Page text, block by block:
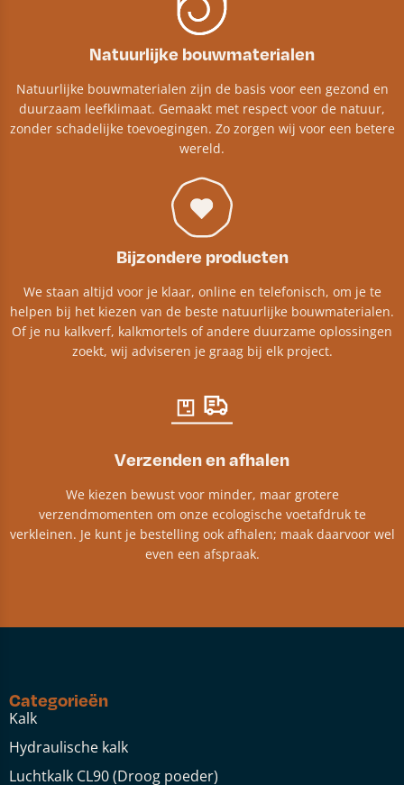
Natuurlijke bouwmaterialen
Natuurlijke bouwmaterialen zijn de basis voor een gezond en
duurzaam leefklimaat. Gemaakt met respect voor de natuur,
zonder schadelijke toevoegingen. Zo zorgen wij voor een betere
wereld.
Bijzondere producten
We staan altijd voor je klaar, online en telefonisch, om je te
helpen bij het kiezen van de beste natuurlijke bouwmaterialen.
Of je nu kalkverf, kalkmortels of andere duurzame oplossingen
zoekt, wij adviseren je graag bij elk project.​
Verzenden en afhalen
We kiezen bewust voor minder, maar grotere
verzendmomenten om onze ecologische voetafdruk te
verkleinen. Je kunt je bestelling ook afhalen; maak daarvoor wel
even een afspraak.
Categorieën
Kalk
Hydraulische kalk
Luchtkalk CL90 (Droog poeder)